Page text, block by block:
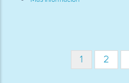
lado
suroeste
Paginación
Página
actual
1 Página
2